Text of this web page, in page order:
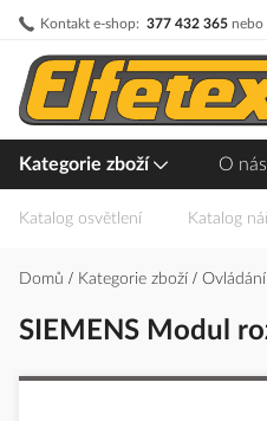
Kontakt e-shop: 377 432 365 nebo
Přejít
obsah
Kategorie zboží O nás
Katalog osvětlení Katalog
Domů Kategorie zboží
SIEMENS Modul